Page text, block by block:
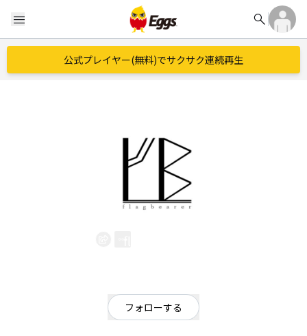
menu search
公式プレイヤー(無料)でサクサク連続再生
フォローする